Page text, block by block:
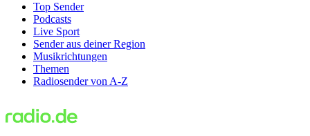
Top Sender
Podcasts
Live Sport
Sender aus deiner Region
Musikrichtungen
Themen
Radiosender von A-Z